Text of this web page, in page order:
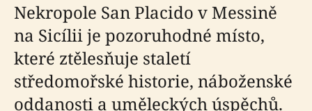
Nekropole San Placido v Messině
na Sicílii je pozoruhodné místo,
které ztělesňuje staletí
středomořské historie, náboženské
oddanosti a uměleckých úspěchů.